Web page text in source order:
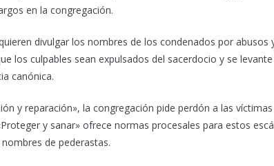
en la congregación.
divulgar los nombres de los condenados por abusos
los culpables sean expulsados del sacerdocio y se
canónica.
y reparación», la congregación pide perdón a las
y sanar» ofrece normas procesales para estos
de pederastas.